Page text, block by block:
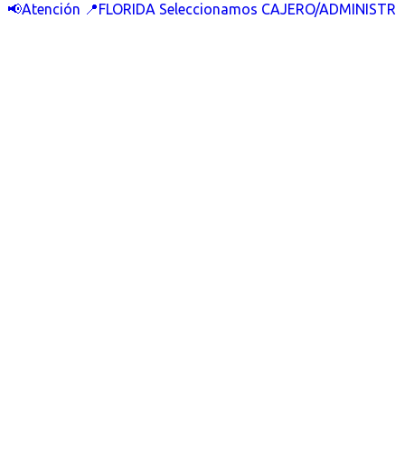
📢Atención 📍FLORIDA Seleccionamos CAJERO/ADMINISTR